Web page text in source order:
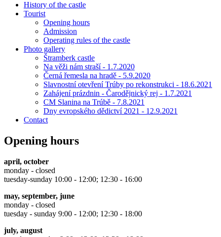
History of the castle
Tourist
Opening hours
Admission
Operating rules of the castle
Photo gallery
Štramberk castle
Na věži nám straší - 1.7.2020
Černá řemesla na hradě - 5.9.2020
Slavnostní otevření Trúby po rekonstrukci - 18.6.2021
Zahájení prázdnin - Čarodějnický rej - 1.7.2021
CM Slanina na Trúbě - 7.8.2021
Dny evropského dědictví 2021 - 12.9.2021
Contact
Opening hours
april, october
monday - closed
tuesday-sunday 10:00 - 12:00; 12:30 - 16:00
may, september, june
monday - closed
tuesday - sunday 9:00 - 12:00; 12:30 - 18:00
july, august